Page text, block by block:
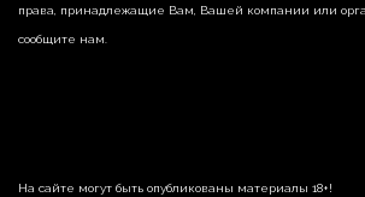
права, принадлежащие Вам, Вашей компании или
сообщите нам.
На сайте могут быть опубликованы материалы 18+!